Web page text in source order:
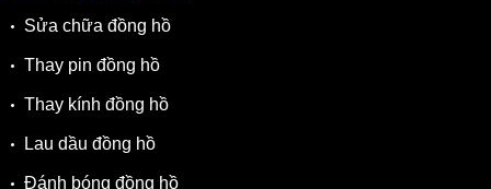
Sửa chữa đồng hồ
Thay pin đồng hồ
Thay kính đồng hồ
Lau dầu đồng hồ
Đánh bóng đồng hồ